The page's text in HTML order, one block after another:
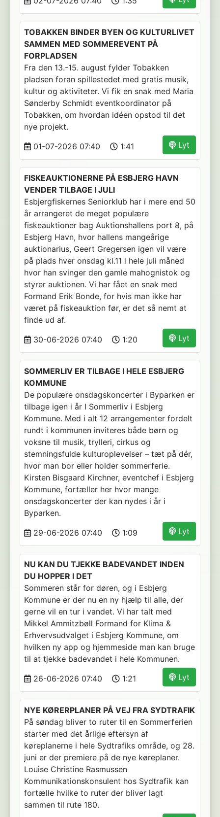
TOBAKKEN BINDER BYEN OG KULTURLIVET
SAMMEN MED SOMMEREVENT PÅ
FORPLADSEN
Fra den 13.-15. august fylder Tobakken
pladsen foran spillestedet med gratis musik,
kultur og aktiviteter. Vi fik en snak med Maria
Sønderby Schmidt eventkoordinator på
Tobakken, om hvordan idéen opstod til det
nye projekt.
Lyt
01-07-2026 07:40 1:41
FISKEAUKTIONERNE PÅ ESBJERG HAVN
VENDER TILBAGE I JULI
Esbjergfiskernes Seniorklub har i mere end 50
år arrangeret de meget populære
fiskeauktioner bag Auktionshallens port 8, på
Esbjerg Havn, hvor hallens mangeårige
auktionarius, Geert Gregersen igen vil være
på plads hver onsdag kl.11 i hele juli måned
hvor han svinger den gamle mahognistok og
styrer auktionen. Vi har fået en snak med
Formand Erik Bonde, for hvis man ikke har
været på fiskeauktion før, er det så nemt at
finde ud af.
Lyt
30-06-2026 07:40 1:20
SOMMERLIV ER TILBAGE I HELE ESBJERG
KOMMUNE
De populære onsdagskoncerter i Byparken er
tilbage igen i år I Sommerliv i Esbjerg
Kommune. Med i alt 12 arrangementer fordelt
rundt i kommunen inviteres både børn og
voksne til musik, trylleri, cirkus og
stemningsfulde kulturoplevelser – tæt på dér,
hvor man bor eller holder sommerferie.
Kirsten Bisgaard Kirchner, eventchef i Esbjerg
Kommune, fortæller her hvor mange
onsdagskoncerter der kan nydes i år i
Byparken.
Lyt
29-06-2026 07:40 1:09
NU KAN DU TJEKKE BADEVANDET INDEN
DU HOPPER I DET
Sommeren står for døren, og i Esbjerg
Kommune er der nu en ny hjælp til alle, der
gerne vil en tur i vandet. Vi har talt med
Mikkel Ammitzbøll Formand for Klima &
Erhvervsudvalget i Esbjerg Kommune, om
hvilken ny app og hjemmeside man kan bruge
til at tjekke badevandet i hele Kommunen.
Lyt
26-06-2026 07:40 1:21
NYE KØRERPLANER PÅ VEJ FRA SYDTRAFIK
På søndag bliver to ruter til en Sommerferien
starter med det årlige eftersyn af
køreplanerne i hele Sydtrafiks område, og 28.
juni er der premiere på de nye køreplaner.
Louise Christine Rasmussen
Kommunikationskonsulent hos Sydtrafik kan
fortælle hvilke to ruter der bliver lagt
sammen til rute 180.